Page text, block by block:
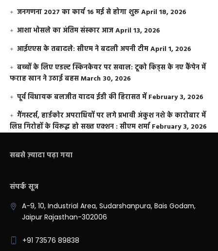
जनगणना 2027 का कार्य 16 मई से होगा शुरूApril 18, 2026
आशा भोसले का अंतिम संस्कार आजApril 13, 2026
आईएएस के तबादले: सीएम ने बदली अपनी टीमApril 1, 2026
बच्चों के लिए एडल्ट स्किनकेयर पर सवाल: टूको किड्स के नए कैंपेन में
फराह खान ने उठाई बहसMarch 30, 2026
पूर्व विधायक बलजीत यादव ईडी की हिरासत में February 3, 2026
गैंगस्टर्स, हार्डकोर अपराधियों पर लगे प्रभावी अंकुश नशे के कारोबार में
लिप्त गिरोहों के विरूद्ध हो सख्त एक्शन : सीएम शर्मा February 3, 2026
सबसे ज़्यादा पढ़ा गया
संपर्क सूत्र
A-9, 10, Industrial Area, Sudarshanpura, Bais Godam,
Jaipur Rajasthan-302006
+91 73576 89838